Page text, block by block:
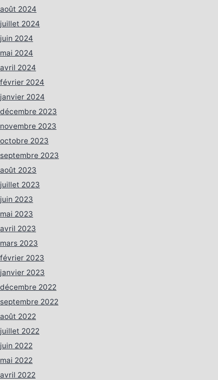
août 2024
juillet 2024
juin 2024
mai 2024
avril 2024
février 2024
janvier 2024
décembre 2023
novembre 2023
octobre 2023
septembre 2023
août 2023
juillet 2023
juin 2023
mai 2023
avril 2023
mars 2023
février 2023
janvier 2023
décembre 2022
septembre 2022
août 2022
juillet 2022
juin 2022
mai 2022
avril 2022